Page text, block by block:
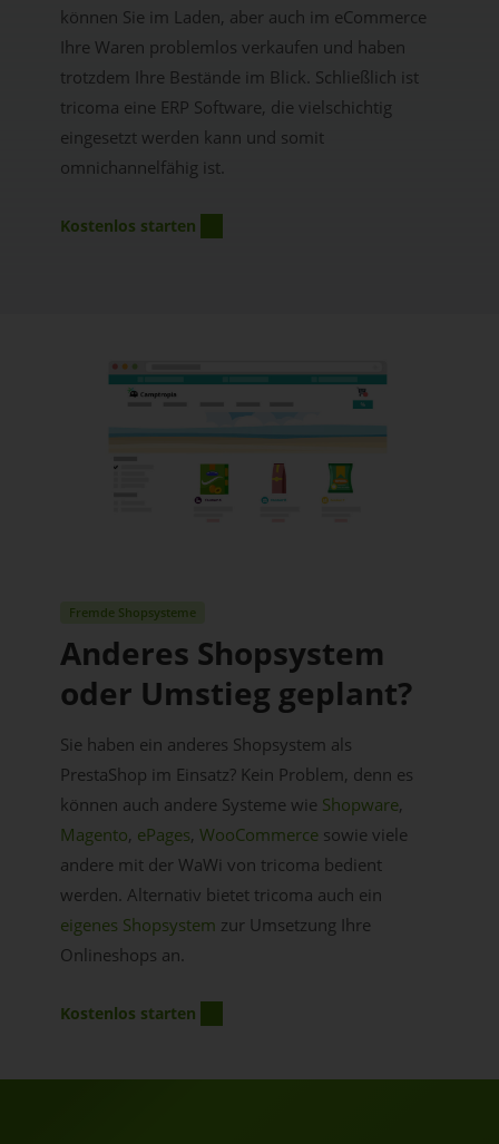
können Sie im Laden, aber auch im eCommerce
Ihre Waren problemlos verkaufen und haben
trotzdem Ihre Bestände im Blick. Schließlich ist
tricoma eine ERP Software, die vielschichtig
eingesetzt werden kann und somit
omnichannelfähig ist.
Kostenlos starten
Fremde Shopsysteme
Anderes Shopsystem
oder Umstieg geplant?
Sie haben ein anderes Shopsystem als
PrestaShop im Einsatz? Kein Problem, denn es
können auch andere Systeme wie Shopware,
Magento, ePages, WooCommercesowie viele
andere mit der WaWi von tricoma bedient
werden. Alternativ bietet tricoma auch ein
eigenes Shopsystem zur Umsetzung Ihre
Onlineshops an.
Kostenlos starten